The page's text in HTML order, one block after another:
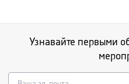
Узнавайте первыми